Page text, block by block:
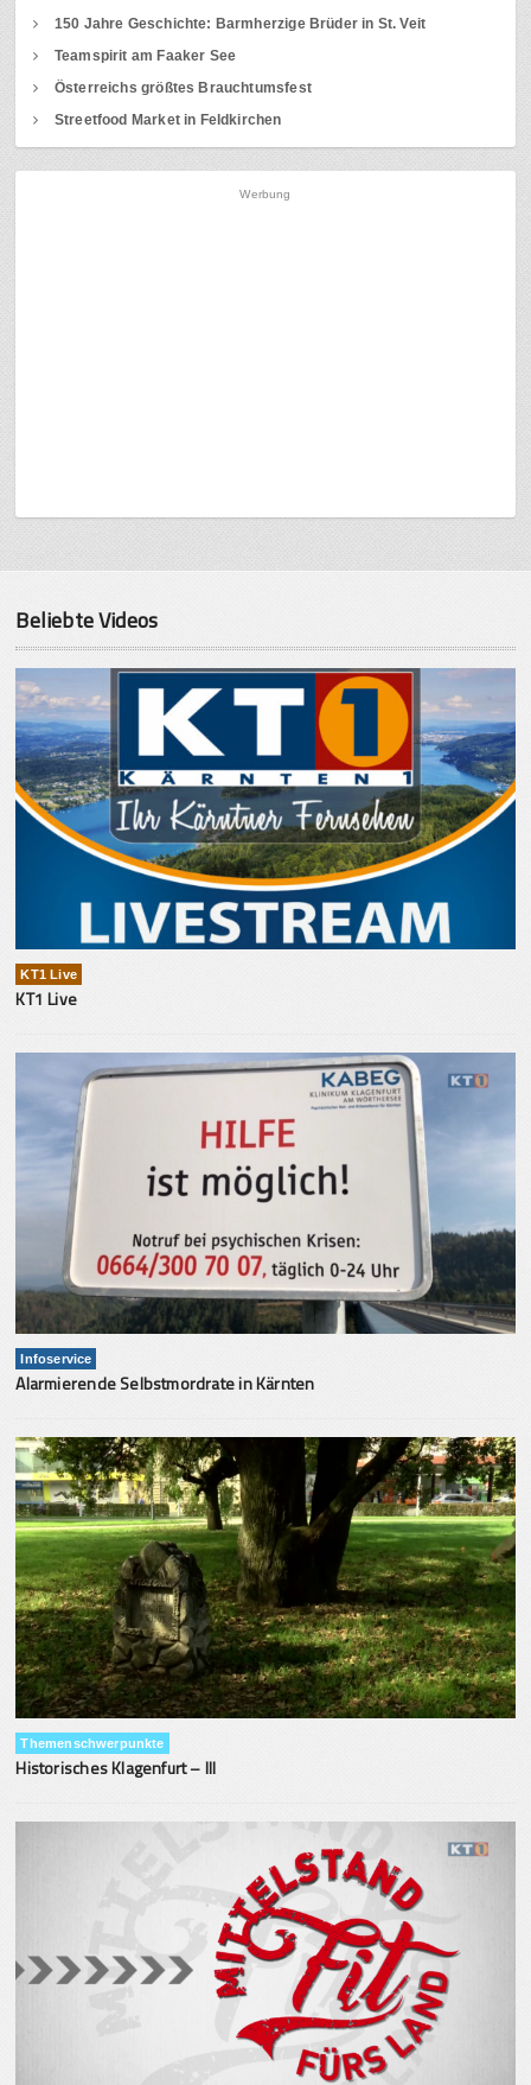
150 Jahre Geschichte: Barmherzige Brüder in St. Veit
Teamspirit am Faaker See
Österreichs größtes Brauchtumsfest
Streetfood Market in Feldkirchen
Werbung
Beliebte Videos
KT1 Live
KT1 Live
Infoservice
Alarmierende Selbstmordrate in Kärnten
Themenschwerpunkte
Historisches Klagenfurt – III